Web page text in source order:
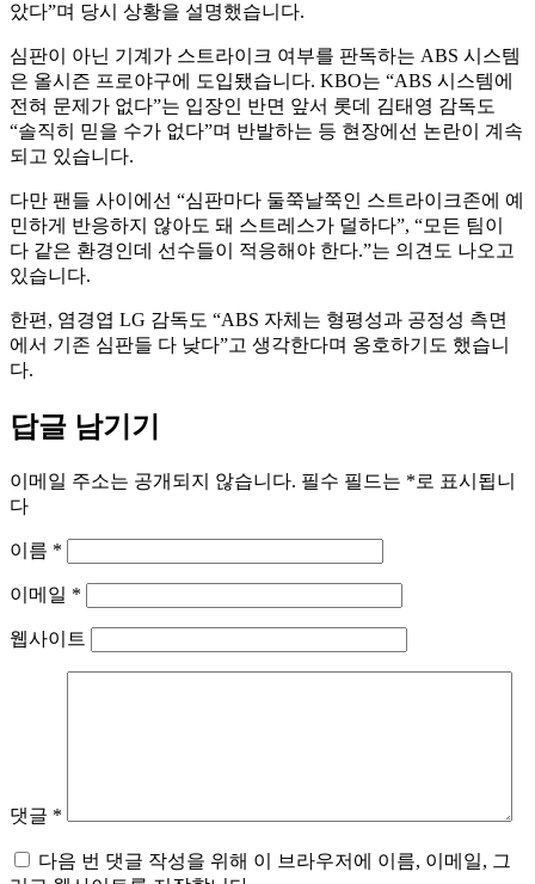
았다”며 당시 상황을 설명했습니다.
심판이 아닌 기계가 스트라이크 여부를 판독하는 ABS 시스템
은 올시즌 프로야구에 도입됐습니다. KBO는 “ABS 시스템에
전혀 문제가 없다”는 입장인 반면 앞서 롯데 김태영 감독도
“솔직히 믿을 수가 없다”며 반발하는 등 현장에선 논란이 계속
되고 있습니다.
다만 팬들 사이에선 “심판마다 둘쭉날쭉인 스트라이크존에 예
민하게 반응하지 않아도 돼 스트레스가 덜하다”, “모든 팀이
다 같은 환경인데 선수들이 적응해야 한다.”는 의견도 나오고
있습니다.
한편, 염경엽 LG 감독도 “ABS 자체는 형평성과 공정성 측면
에서 기존 심판들 다 낮다”고 생각한다며 옹호하기도 했습니
다.
답글 남기기
이메일 주소는 공개되지 않습니다. 필수 필드는 *로 표시됩니
다
이름 *
이메일 *
웹사이트
댓글 *
다음 번 댓글 작성을 위해 이 브라우저에 이름, 이메일, 그